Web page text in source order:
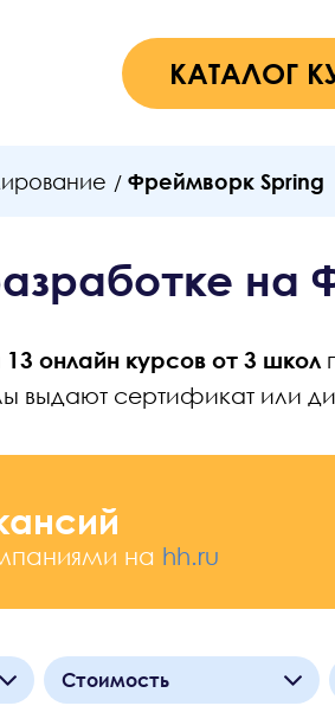
КАТАЛОГ
/ Фреймворк Spring
на
онлайн курсов от 3 школ
выдают сертификат или
на hh.ru
Стоимость